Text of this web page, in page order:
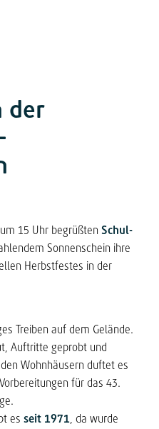
der
15 Uhr begrüßten Schul-
Sonnenschein ihre
Herbstfestes in der
Treiben auf dem Gelände.
Auftritte geprobt und
Wohnhäusern duftet es
für das 43.
es seit 1971, da wurde